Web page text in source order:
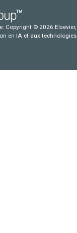
Copyright © 2026
en IA et aux